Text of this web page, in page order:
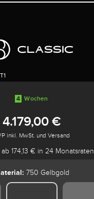
4 Wochen
4.179,00 €
inkl. MwSt. und Versand
174,13 € in 24 Monatsraten
750 Gelbgold